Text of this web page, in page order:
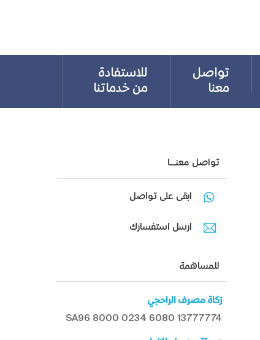
تواصل
معنا
للاستفادة
من خدماتنا
تواصل معنـــا
ابقى على تواصل
ارسل استفسارك
للمساهمة
زكاة مصرف الراحجي
SA96 8000 0234 6080 13777774